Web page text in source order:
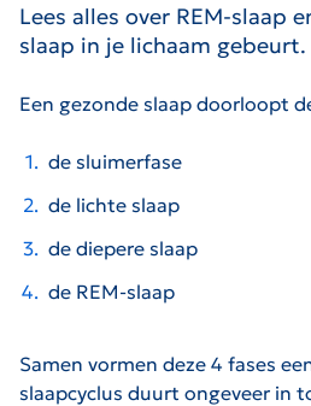
Lees alles over REM-slaap
slaap in je lichaam gebeurt.
Een gezonde slaap doorloopt
de sluimerfase
de lichte slaap
de diepere slaap
de REM-slaap
Samen vormen deze 4 fases
slaapcyclus duurt ongeveer in